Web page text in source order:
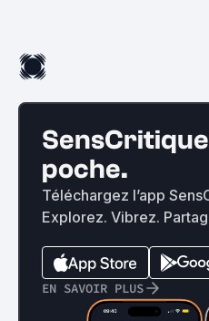
poche.
Téléchargez l’app
Explorez. Vibrez.
EN SAVOIR PLUS